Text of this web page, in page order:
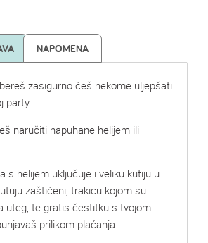
NAPOMENA
zasigurno ćeš nekome uljepšati
party.
naručiti napuhane helijem ili
s helijem uključuje i veliku kutiju u
zaštićeni, trakicu kojom su
uteg, te gratis čestitku s tvojom
prilikom plaćanja.